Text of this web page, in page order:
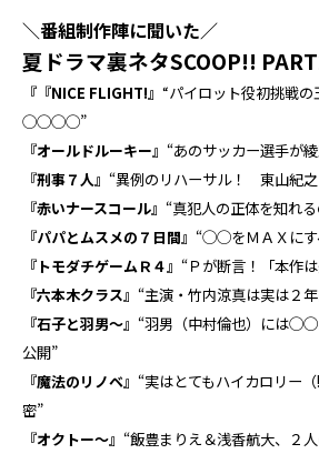
＼番組制作陣に聞いた／
夏ドラマ裏ネタSCOOP!!
『『NICE FLIGHT!』 “パイロット役初挑戦の
◯◯◯◯”
『オールドルーキー』 “あのサッカー選手が
『刑事７人』 “異例のリハーサル！ 東山紀
『赤いナースコール』 “真犯人の正体を知れ
『パパとムスメの７日間』 “◯◯をＭＡＸにす
『トモダチゲームＲ４』 “Ｐが断言！「本作
『六本木クラス』 “主演・竹内涼真は実は２
『石子と羽男～』 “羽男（中村倫也）には
公開”
『魔法のリノベ』 “実はとてもハイカロリー
密”
『オクトー～』 “飯豊まりえ＆浅香航大、